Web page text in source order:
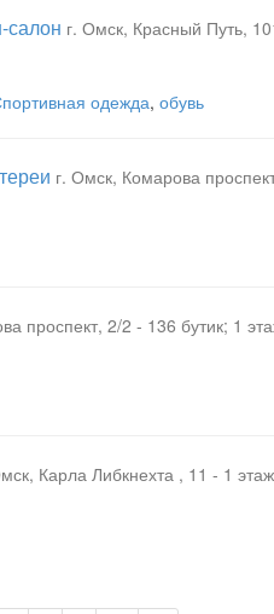
салон г. Омск, Красный Путь,
одежда, обувь
г. Омск, Комарова
проспект, 2/2 - 136 бутик; 1
Карла Либкнехта , 11 - 1